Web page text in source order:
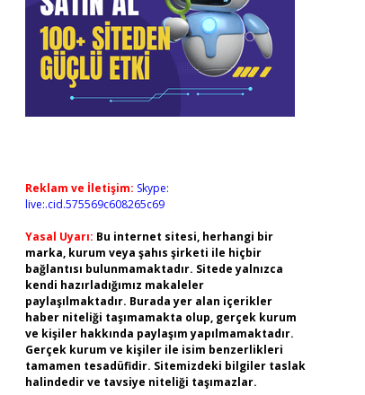
Reklam ve İletişim: Skype:
live:.cid.575569c608265c69
Yasal Uyarı: Bu internet sitesi, herhangi bir
marka, kurum veya şahıs şirketi ile hiçbir
bağlantısı bulunmamaktadır. Sitede yalnızca
kendi hazırladığımız makaleler
paylaşılmaktadır. Burada yer alan içerikler
haber niteliği taşımamakta olup, gerçek kurum
ve kişiler hakkında paylaşım yapılmamaktadır.
Gerçek kurum ve kişiler ile isim benzerlikleri
tamamen tesadüfidir. Sitemizdeki bilgiler taslak
halindedir ve tavsiye niteliği taşımazlar.